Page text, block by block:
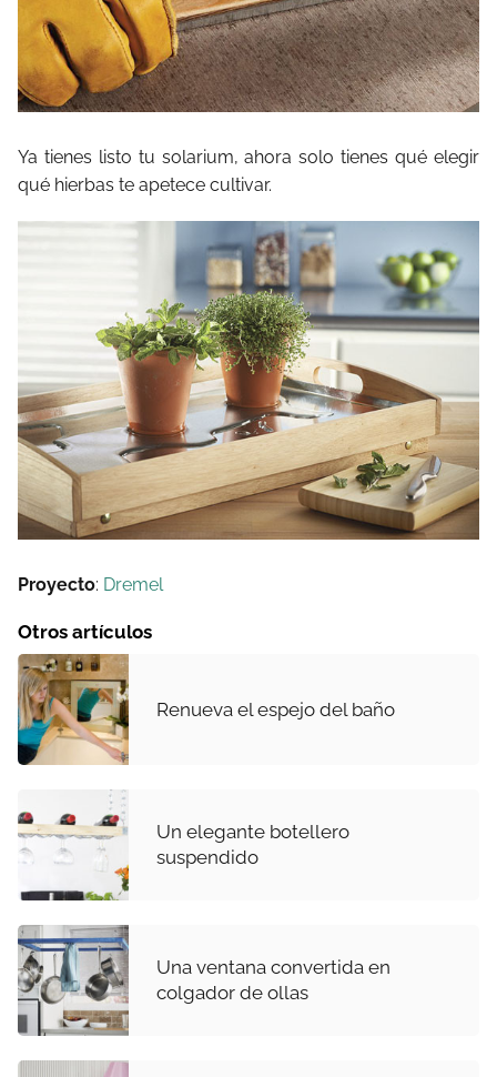
Ya tienes listo tu solarium, ahora solo tienes qué elegir
qué hierbas te apetece cultivar.
Proyecto: Dremel
Otros artículos
Renueva el espejo del baño
Un elegante botellero
suspendido
Una ventana convertida en
colgador de ollas